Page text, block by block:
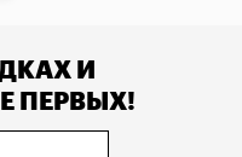
И
ПЕРВЫХ!